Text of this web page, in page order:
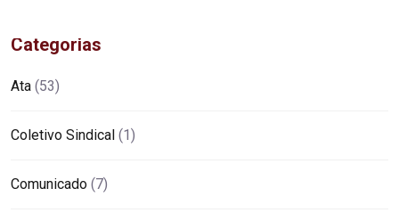
Categorias
Ata (53)
Coletivo Sindical (1)
Comunicado (7)